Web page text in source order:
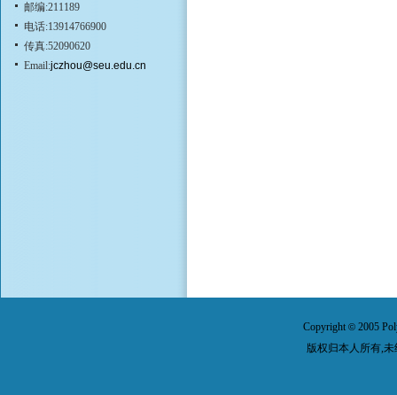
邮编:211189
电话:13914766900
传真:52090620
Email:jczhou@seu.edu.cn
Copyright© 2005
版权归本人所有,